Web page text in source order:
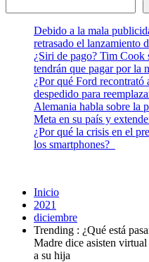
Debido a la mala
retrasado el lanzamiento
¿Siri de pago? Tim Cook
tendrán que pagar por la
¿Por qué Ford recontrató
despedido para
Alemania habla sobre la
Meta en su país y
¿Por qué la crisis en el
los smartphones?
Inicio
2021
diciembre
Trending : ¿Qué está
Madre dice asisten
a su hija